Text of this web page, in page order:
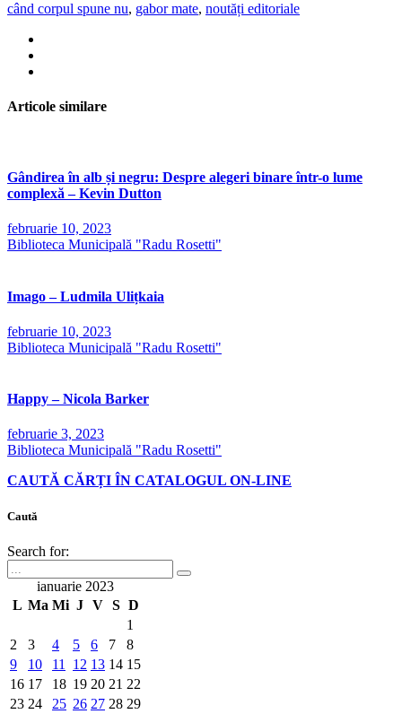
când corpul spune nu, gabor mate, noutăți editoriale
Articole similare
Gândirea în alb și negru: Despre alegeri binare într-o lume
complexă – Kevin Dutton
februarie 10, 2023
Biblioteca Municipală "Radu Rosetti"
Imago – Ludmila Ulițkaia
februarie 10, 2023
Biblioteca Municipală "Radu Rosetti"
Happy – Nicola Barker
februarie 3, 2023
Biblioteca Municipală "Radu Rosetti"
CAUTĂ CĂRȚI ÎN CATALOGUL ON-LINE
Caută
Search for:
ianuarie 2023
L Ma Mi J V S D
1
2
3 4 5 6 7
8
9
10 11 12 13 14 15
16 17 18 19 20 21 22
23 24 25 26 27 28 29